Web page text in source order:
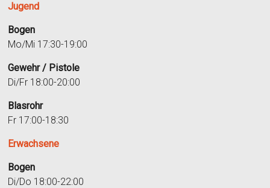
Jugend
Bogen
Mo/Mi 17:30-19:00
Gewehr / Pistole
Di/Fr 18:00-20:00
Blasrohr
Fr 17:00-18:30
Erwachsene
Bogen
Di/Do 18:00-22:00